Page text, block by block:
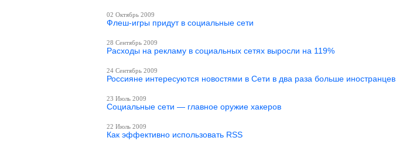
02 Октябрь 2009
Флеш-игры придут в социальные сети
28 Сентябрь 2009
Расходы на рекламу в социальных сетях выросли на 119%
24 Сентябрь 2009
Россияне интересуются новостями в Сети в два раза больше иностранцев
23 Июль 2009
Социальные сети — главное оружие хакеров
22 Июль 2009
Как эффективно использовать RSS